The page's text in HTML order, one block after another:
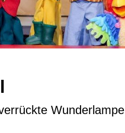
Wunderlampe